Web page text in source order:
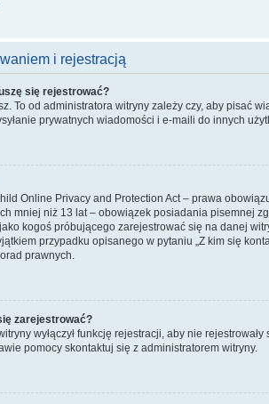
i rejestracją
się rejestrować?
To od administratora witryny zależy czy, aby pisać
prywatnych wiadomości i e-maili do innych
Online Privacy and Protection Act – prawa
mniej niż 13 lat – obowiązek posiadania pisemnej
kogoś próbującego zarejestrować się na danej
przypadku opisanego w pytaniu „Z kim się
prawnych.
zarejestrować?
wyłączył funkcję rejestracji, aby nie
pomocy skontaktuj się z administratorem witryny.